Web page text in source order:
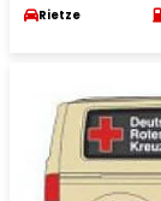
Rietze